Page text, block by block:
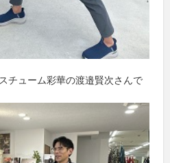
チューム彩華の渡邉賢次さんで